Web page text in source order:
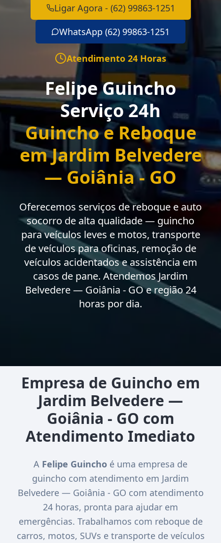
Ligar Agora - (62) 99863-1251
WhatsApp (62) 99863-1251
Atendimento 24 Horas
Felipe Guincho
Serviço 24h
Guincho e Reboque
em Jardim Belvedere
— Goiânia - GO
Oferecemos serviços de reboque e auto
socorro de alta qualidade — guincho
para veículos leves e motos, transporte
de veículos para oficinas, remoção de
veículos acidentados e assistência em
casos de pane. Atendemos Jardim
Belvedere — Goiânia - GO e região 24
horas por dia.
Empresa de Guincho em
Jardim Belvedere —
Goiânia - GO com
Atendimento Imediato
A Felipe Guincho é uma empresa de
guincho com atendimento em Jardim
Belvedere — Goiânia - GO com atendimento
24 horas, pronta para ajudar em
emergências. Trabalhamos com reboque de
carros, motos, SUVs e transporte de veículos